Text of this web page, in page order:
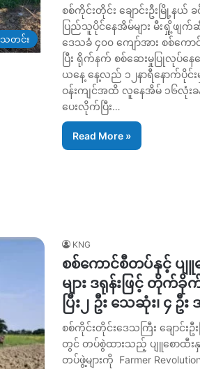
သတင်း
စစ်ကိုင်းတိုင်း ချောင်းဦးမြို့နယ် ခ
ပြည်သူပိုင်နေအိမ်များ မီးရှို့ဖျ
ဒေသခံ ၄၀၀ ကျော်အား စစ်ကေ
ပြီး ရိုက်နက် စစ်ဆေးမှုပြုလုပ်န
ယနေ့ နေ့လည် ၁၂နာရီနောက်ပိုင်း
ဝန်းကျင်အထိ လူနေအိမ် ၁၆လုံး
ပေးလိုက်ပြီး…
Read More »
KNG
စစ်ကောင်စီတပ်နှင့် ပျူ
များ ဒရုန်းဖြင့် တိုက်ခို
ပြီး၂ ဦး သေဆုံး၊ ၄ ဦ
စစ်ကိုင်းတိုင်းဒေသကြီး ချောင်း
တွင် တပ်စွဲထားသည့် ပျူစောထီးနှ
တပ်ဖွဲ့များကို Farmer